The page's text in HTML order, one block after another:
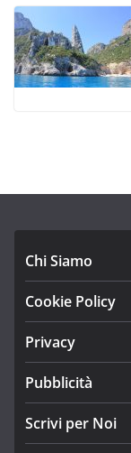
Chi Siamo
Cookie Policy
Privacy
Pubblicità
Scrivi per Noi